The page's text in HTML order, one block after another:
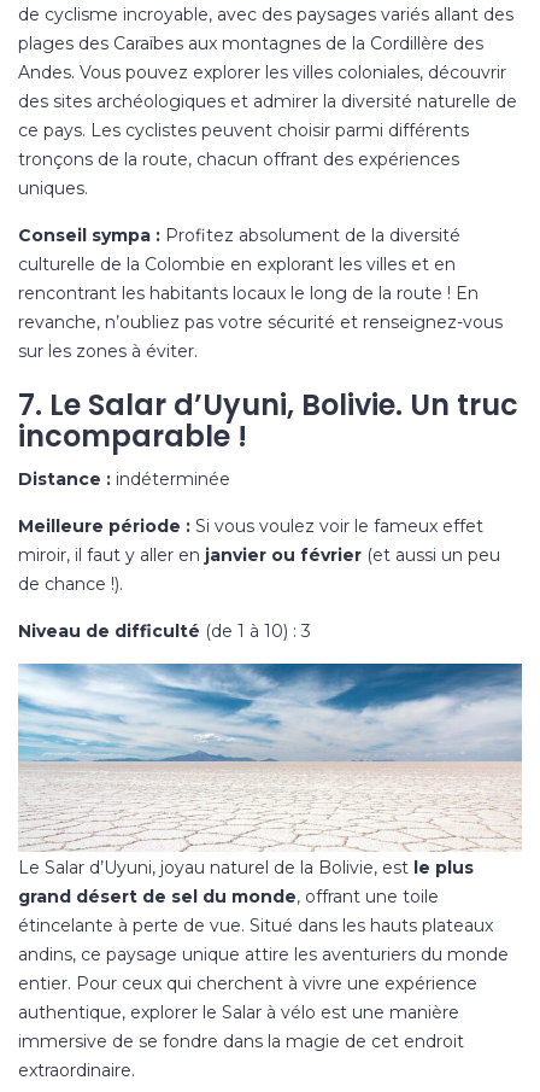
de cyclisme incroyable, avec des paysages variés allant des
plages des Caraïbes aux montagnes de la Cordillère des
Andes. Vous pouvez explorer les villes coloniales, découvrir
des sites archéologiques et admirer la diversité naturelle de
ce pays. Les cyclistes peuvent choisir parmi différents
tronçons de la route, chacun offrant des expériences
uniques.
Conseil sympa : Profitez absolument de la diversité
culturelle de la Colombie en explorant les villes et en
rencontrant les habitants locaux le long de la route ! En
revanche, n’oubliez pas votre sécurité et renseignez-vous
sur les zones à éviter.
7. Le Salar d’Uyuni, Bolivie. Un truc
incomparable !
Distance : indéterminée
Meilleure période : Si vous voulez voir le fameux effet
miroir, il faut y aller en janvier ou février (et aussi un peu
de chance !).
Niveau de difficulté (de 1 à 10) : 3
Le Salar d’Uyuni, joyau naturel de la Bolivie, est le plus
grand désert de sel du monde, offrant une toile
étincelante à perte de vue. Situé dans les hauts plateaux
andins, ce paysage unique attire les aventuriers du monde
entier. Pour ceux qui cherchent à vivre une expérience
authentique, explorer le Salar à vélo est une manière
immersive de se fondre dans la magie de cet endroit
extraordinaire.